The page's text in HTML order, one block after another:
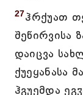
27ჰრქუათ
შეწირვისა
დაიცვა
ქუეყანასა
ჰგუემდა